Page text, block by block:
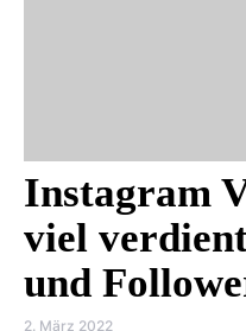
Instagram
viel
und
2. März 2022